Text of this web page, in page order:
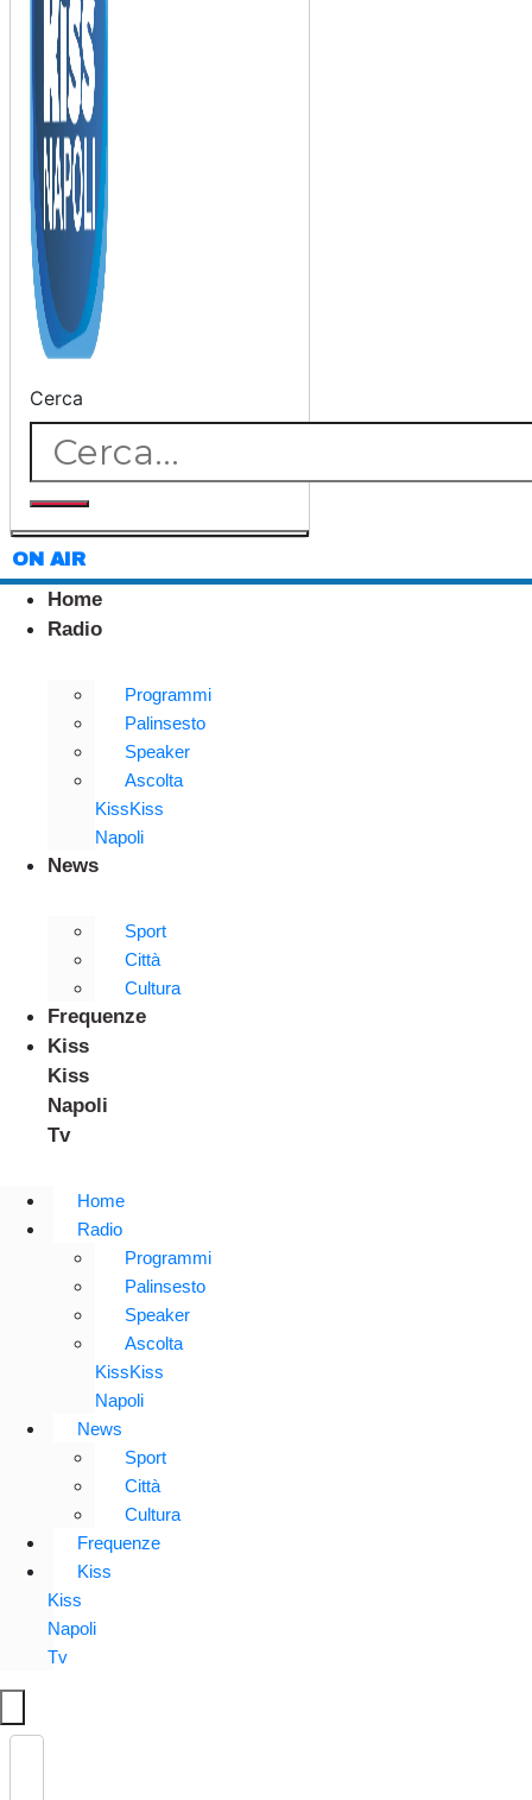
Cerca
ON AIR
Home
Radio
Programmi
Palinsesto
Speaker
Ascolta
KissKiss
Napoli
News
Sport
Città
Cultura
Frequenze
Kiss
Kiss
Napoli
Tv
Home
Radio
Programmi
Palinsesto
Speaker
Ascolta
KissKiss
Napoli
News
Sport
Città
Cultura
Frequenze
Kiss
Kiss
Napoli
Tv